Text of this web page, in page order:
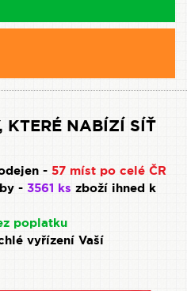
KTERÉ NABÍZÍ SÍŤ
- 57 míst po celé ČR
- 3561 ks zboží ihned k
poplatku
vyřízení Vaší